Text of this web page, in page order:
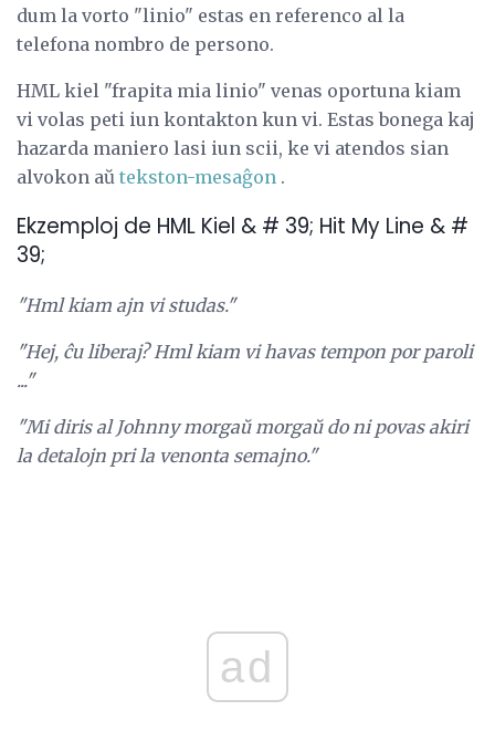
dum la vorto "linio" estas en referenco al la
telefona nombro de persono.
HML kiel "frapita mia linio" venas oportuna kiam
vi volas peti iun kontakton kun vi. Estas bonega kaj
hazarda maniero lasi iun scii, ke vi atendos sian
alvokon aŭ tekston-mesaĝon .
Ekzemploj de HML Kiel & # 39; Hit My Line & #
39;
"Hml kiam ajn vi studas."
"Hej, ĉu liberaj? Hml kiam vi havas tempon por paroli
..."
"Mi diris al Johnny morgaŭ morgaŭ do ni povas akiri
la detalojn pri la venonta semajno."
ad